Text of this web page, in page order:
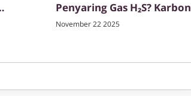
Bisa
Penyaring Gas H₂S? Karbon
Aktif Pilihan Paling Efektif
November 22 2025